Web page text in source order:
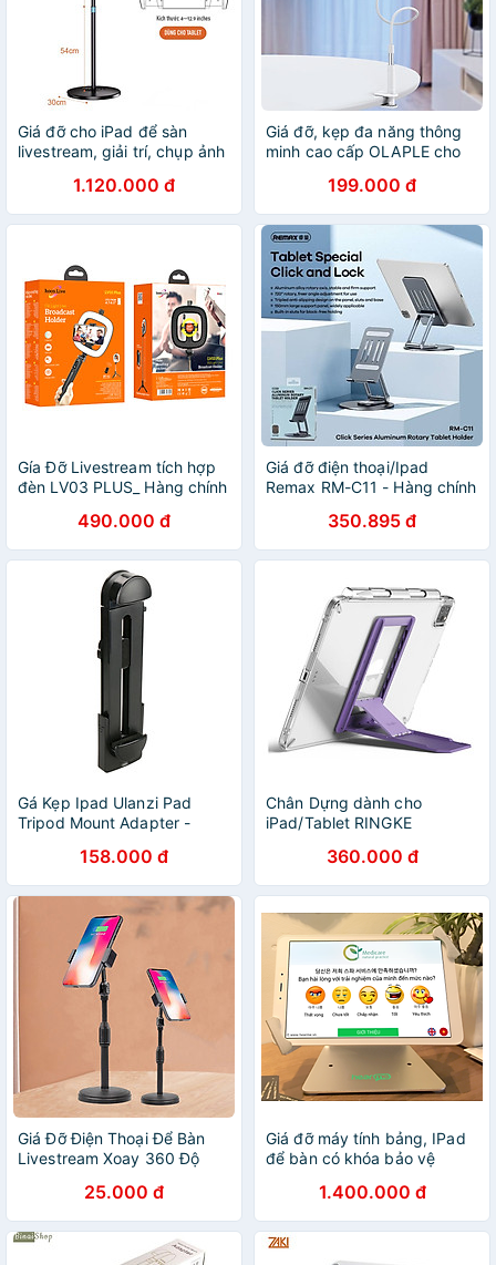
Giá đỡ cho iPad để sàn
livestream, giải trí, chụp ảnh
1.120.000 đ
Giá đỡ, kẹp đa năng thông
minh cao cấp OLAPLE cho
thoại di động 4-10,5 inch Có
Chân Kẹp Đầu Giường, Tự
Do Điều Chỉnh Góc Độ Chiều
Cao - Hàng Chính Hãng
199.000 đ
Gía Đỡ Livestream tích hợp
đèn LV03 PLUS_ Hàng chính
490.000 đ
Giá đỡ điện thoại/Ipad
Remax RM-C11 - Hàng chính
350.895 đ
Gá Kẹp Ipad Ulanzi Pad
Tripod Mount Adapter -
158.000 đ
Chân Dựng dành cho
iPad/Tablet RINGKE
360.000 đ
Giá Đỡ Điện Thoại Để Bàn
Livestream Xoay 360 Độ
Hợp Xem Video, Livestream,
Quay Phim Ghi Hình Đa
Dụng Hàng Nhập Khẩu
25.000 đ
Giá đỡ máy tính bảng, IPad
để bàn có khóa bảo vệ
1.400.000 đ